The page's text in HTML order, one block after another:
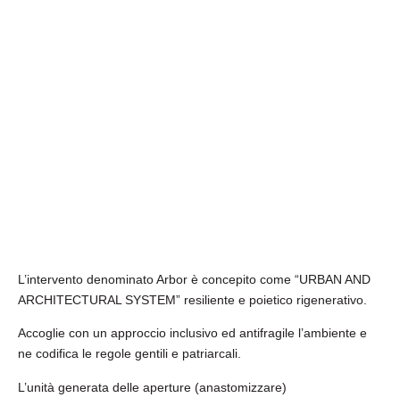
L’intervento denominato Arbor è concepito come “URBAN AND
ARCHITECTURAL SYSTEM” resiliente e poietico rigenerativo.
Accoglie con un approccio inclusivo ed antifragile l’ambiente e
ne codifica le regole gentili e patriarcali.
L’unità generata delle aperture (anastomizzare)